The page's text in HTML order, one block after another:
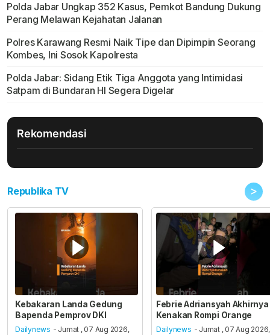
Polda Jabar Ungkap 352 Kasus, Pemkot Bandung Dukung
Perang Melawan Kejahatan Jalanan
Polres Karawang Resmi Naik Tipe dan Dipimpin Seorang
Kombes, Ini Sosok Kapolresta
Polda Jabar: Sidang Etik Tiga Anggota yang Intimidasi
Satpam di Bundaran HI Segera Digelar
Rekomendasi
Republika TV >
Kebakaran Landa Gedung
Bapenda Pemprov DKI
Dailynews - Jumat , 07 Aug 2026,
Febrie Adriansyah Akhirnya
Kenakan Rompi Orange
Dailynews - Jumat , 07 Aug 2026,